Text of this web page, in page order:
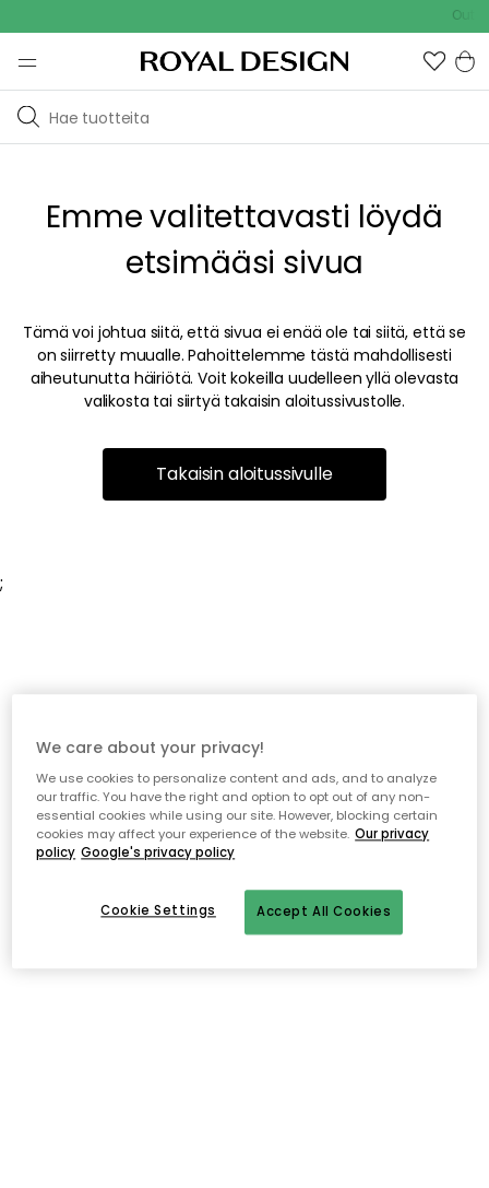
Emme valitettavasti löydä
etsimääsi sivua
Tämä voi johtua siitä, että sivua ei enää ole tai siitä, että se
on siirretty muualle. Pahoittelemme tästä mahdollisesti
aiheutunutta häiriötä. Voit kokeilla uudelleen yllä olevasta
valikosta tai siirtyä takaisin aloitussivustolle.
Takaisin aloitussivulle
;
We care about your privacy!
We use cookies to personalize content and ads, and to analyze
our traffic. You have the right and option to opt out of any non-
essential cookies while using our site. However, blocking certain
cookies may affect your experience of the website. Our privacy
policy Google's privacy policy
Accept All Cookies
Cookie Settings